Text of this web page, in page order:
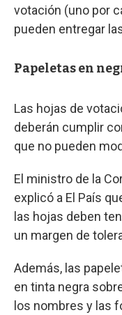
votación (uno por
pueden entregar
Papeletas en
Las hojas de
deberán cumplir
que no pueden
El ministro de la
explicó a El País
las hojas deben
un margen de
Además, las
en tinta negra
los nombres y las